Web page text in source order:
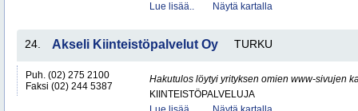
Lue lisää..
Näytä kartalla
24. Akseli Kiinteistöpalvelut Oy TURKU
Puh. (02) 275 2100
Faksi (02) 244 5387
Hakutulos löytyi yrityksen omien www-sivujen
KIINTEISTÖPALVELUJA